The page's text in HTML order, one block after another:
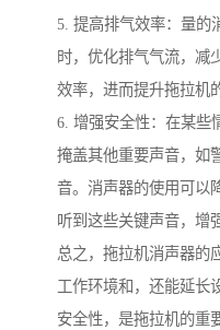
5. 提高排气效率：量的
时，优化排气气流，减
效率，进而提升拖拉机
6. 增强安全性：在某些
掩盖其他重要声音，如
音。消声器的使用可以
听到这些关键声音，增
总之，拖拉机消声器的
工作环境和，还能延长
安全性，是拖拉机的重